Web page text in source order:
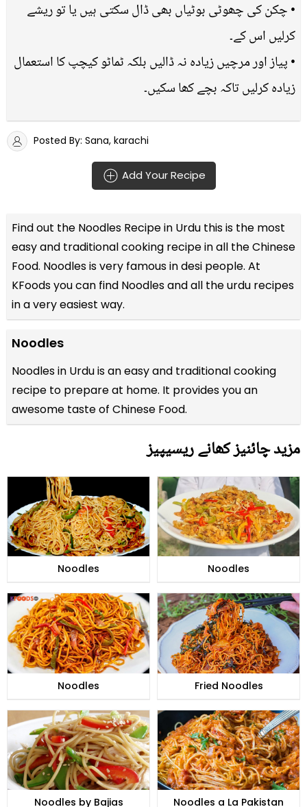
• چکن کی چھوٹی بوٹیاں بھی ڈال سکتی ہیں یا تو ریشے
کرلیں اس کے۔
• پیاز اور مرچیں زیادہ نہ ڈالیں بلکہ ٹماٹو کیچپ کا استعمال
زیادہ کرلیں تاکہ بچے کھا سکیں۔
Posted By: Sana, karachi
Add Your Recipe
Find out the Noodles Recipe in Urdu this is the most
easy and traditional cooking recipe in all theChinese
Food. Noodles is very famous in desi people. At
KFoods you can find Noodles and all theurdu recipes
in a very easiest way.
Noodles
Noodles in Urdu is an easy and traditional cooking
recipe to prepare at home. It provides you an
awesome taste of Chinese Food.
مزید چائنیز کھانے ریسیپیز
Noodles Noodles
Noodles Fried Noodles
Noodles by Bajias Noodles a La Pakistan